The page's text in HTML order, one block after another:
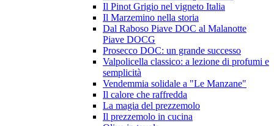
Il Pinot Grigio nel vigneto Italia
Il Marzemino nella storia
Dal Raboso Piave DOC al Malanotte
Piave DOCG
Prosecco DOC: un grande successo
Valpolicella classico: a lezione di profumi e
semplicità
Vendemmia solidale a "Le Manzane"
Il calore che raffredda
La magia del prezzemolo
Il prezzemolo in cucina